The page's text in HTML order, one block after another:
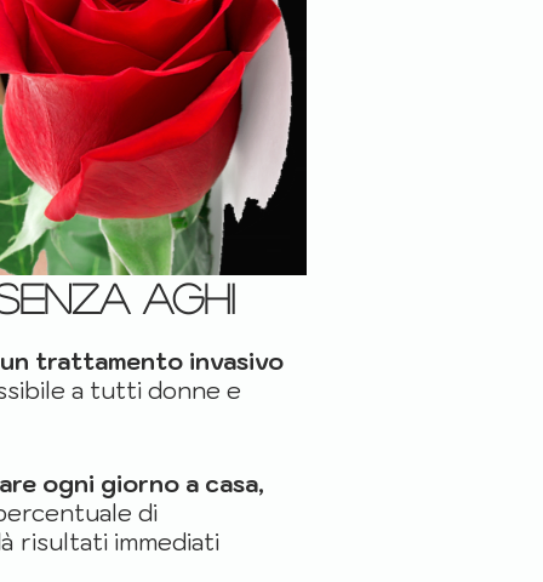
aghi
trattamento invasivo
a tutti donne e
ogni giorno a casa,
di
risultati immediati